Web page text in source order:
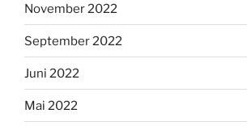
November 2022
September 2022
Juni 2022
Mai 2022